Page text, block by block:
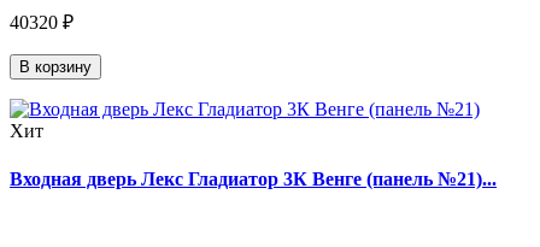
40320 ₽
В корзину
Хит
Входная дверь Лекс Гладиатор 3К Венге (панель №21)...